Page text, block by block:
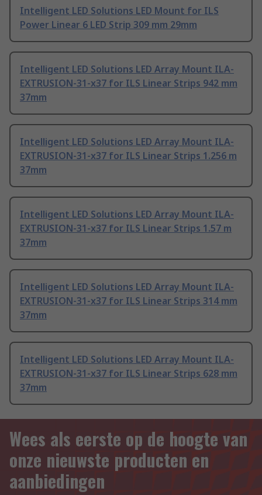
Intelligent LED Solutions LED Mount for ILS
Power Linear 6 LED Strip 309 mm 29mm
Intelligent LED Solutions LED Array Mount ILA-
EXTRUSION-31-x37 for ILS Linear Strips 942 mm
37mm
Intelligent LED Solutions LED Array Mount ILA-
EXTRUSION-31-x37 for ILS Linear Strips 1.256 m
37mm
Intelligent LED Solutions LED Array Mount ILA-
EXTRUSION-31-x37 for ILS Linear Strips 1.57 m
37mm
Intelligent LED Solutions LED Array Mount ILA-
EXTRUSION-31-x37 for ILS Linear Strips 314 mm
37mm
Intelligent LED Solutions LED Array Mount ILA-
EXTRUSION-31-x37 for ILS Linear Strips 628 mm
37mm
Wees als eerste op de hoogte van
onze nieuwste producten en
aanbiedingen